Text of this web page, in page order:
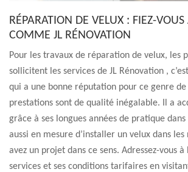
RÉPARATION DE VELUX : FIEZ-
COMME JL RÉNOVATION
Pour les travaux de réparation de velux, les
sollicitent les services de JL Rénovation ,
qui a une bonne réputation pour ce genre de
prestations sont de qualité inégalable. Il a
grâce à ses longues années de pratique
aussi en mesure d’installer un velux dans les
avez un projet dans ce sens. Adressez-vous à
services et ses conditions tarifaires en